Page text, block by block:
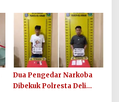
Dua Pengedar Narkoba
Dibekuk Polresta Deli